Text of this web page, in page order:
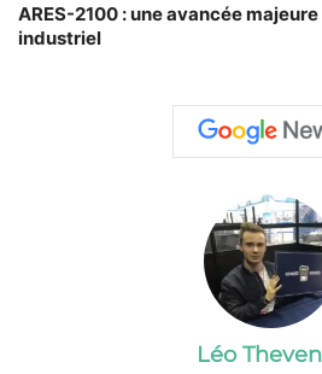
ARES-2100 : une avancée majeure
industriel
Léo